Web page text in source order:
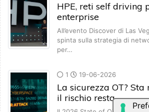
HPE, reti self driving
enterprise
All’evento Discover di Las
spinta sulla strategia di
per…
1 19-06-2026
La sicurezza OT?
il rischio resta.